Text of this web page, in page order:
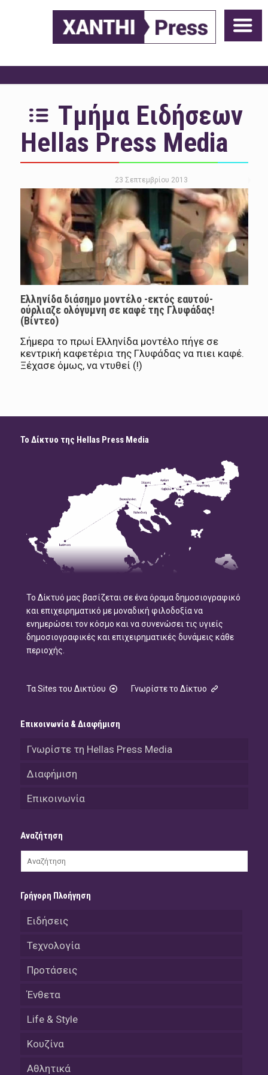
Τμήμα Ειδήσεων
Hellas Press Media
23 Σεπτεμβρίου 2013
Ελληνίδα διάσημο μοντέλο -εκτός εαυτού-
ούρλιαζε ολόγυμνη σε καφέ της Γλυφάδας!
(Βίντεο)
Σήμερα το πρωί Ελληνίδα μοντέλο πήγε σε
κεντρική καφετέρια της Γλυφάδας να πιει καφέ.
Ξέχασε όμως, να ντυθεί (!)
Το Δίκτυο της Hellas Press Media
Το Δίκτυό μας βασίζεται σε ένα όραμα δημοσιογραφικό
και επιχειρηματικό με μοναδική φιλοδοξία να
ενημερώσει τον κόσμο και να συνενώσει τις υγιείς
δημοσιογραφικές και επιχειρηματικές δυνάμεις κάθε
περιοχής.
Τα Sites του Δικτύου Γνωρίστε το Δίκτυο
Επικοινωνία & Διαφήμιση
Γνωρίστε τη Hellas Press Media
Διαφήμιση
Επικοινωνία
Αναζήτηση
Γρήγορη Πλοήγηση
Ειδήσεις
Τεχνολογία
Προτάσεις
Ένθετα
Life & Style
Κουζίνα
Αθλητικά